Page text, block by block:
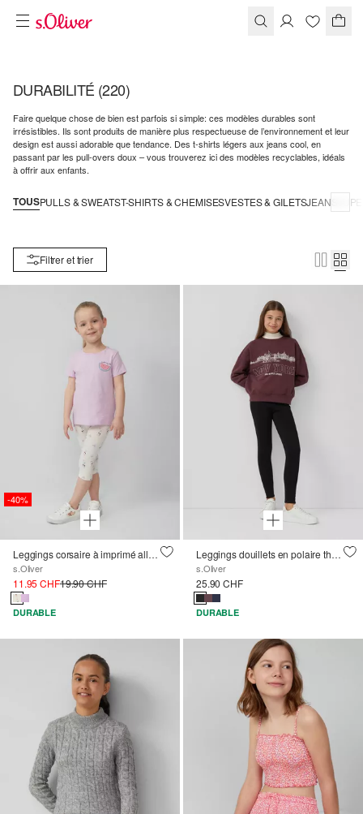
DURABILITÉ (220)
Faire quelque chose de bien est parfois si simple: ces modèles durables sont
irrésistibles. Ils sont produits de manière plus respectueuse de l’environnement et leur
design est aussi adorable que tendance. Des t-shirts légers aux jeans cool, en
passant par les pull-overs doux – vous trouverez ici des modèles recyclables, idéals
à offrir aux enfants.
TOUSPULLS & SWEATST-SHIRTS & CHEMISESVESTES & GILETSJEANS
Filtrer et trier
-40%
Leggings corsaire à imprimé all-over
s.Oliver
11.95 CHF19.90 CHF
DURABLE
Leggings douillets en polaire thermique avec ceinture élastique
s.Oliver
25.90 CHF
DURABLE